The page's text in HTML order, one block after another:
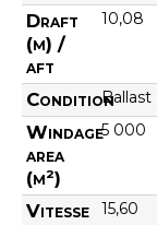
Draft
(m) /
aft
10,08
ConditionBallast
Windage
area
(m²)
5 000
Vitesse 15,60